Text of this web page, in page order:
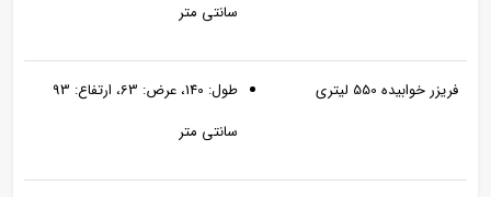
سانتی متر
فریزر خوابیده 550 لیتری
طول: 140، عرض: 63، ارتفاع: 93
سانتی متر